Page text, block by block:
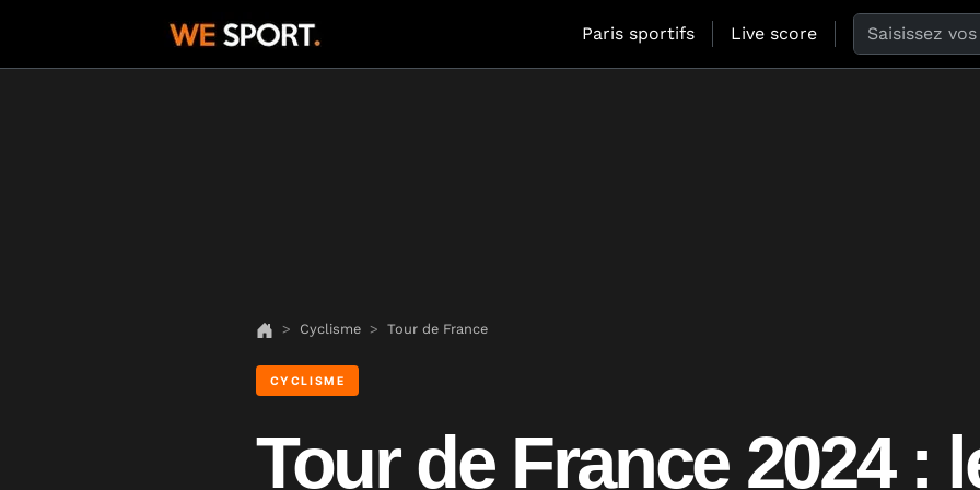
Paris sportifs Live score Search the
Cyclisme Tour de France
CYCLISME
Tour de France 2024 :